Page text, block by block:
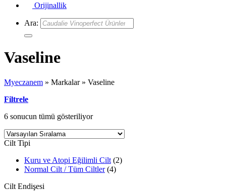
Orijinallik
Ara:
Vaseline
Myeczanem » Markalar» Vaseline
Filtrele
6 sonucun tümü gösteriliyor
Cilt Tipi
Kuru ve Atopi Eğilimli Cilt (2)
Normal Cilt / Tüm Ciltler (4)
Cilt Endişesi